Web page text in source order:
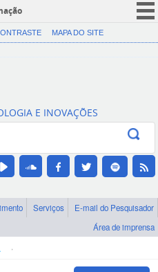
CORONAVÍRUS (COVID-19)
Canais
MAPA DO SITE
E INOVAÇÕES
Serviços
E-mail do Pesquisador
Área de imprensa